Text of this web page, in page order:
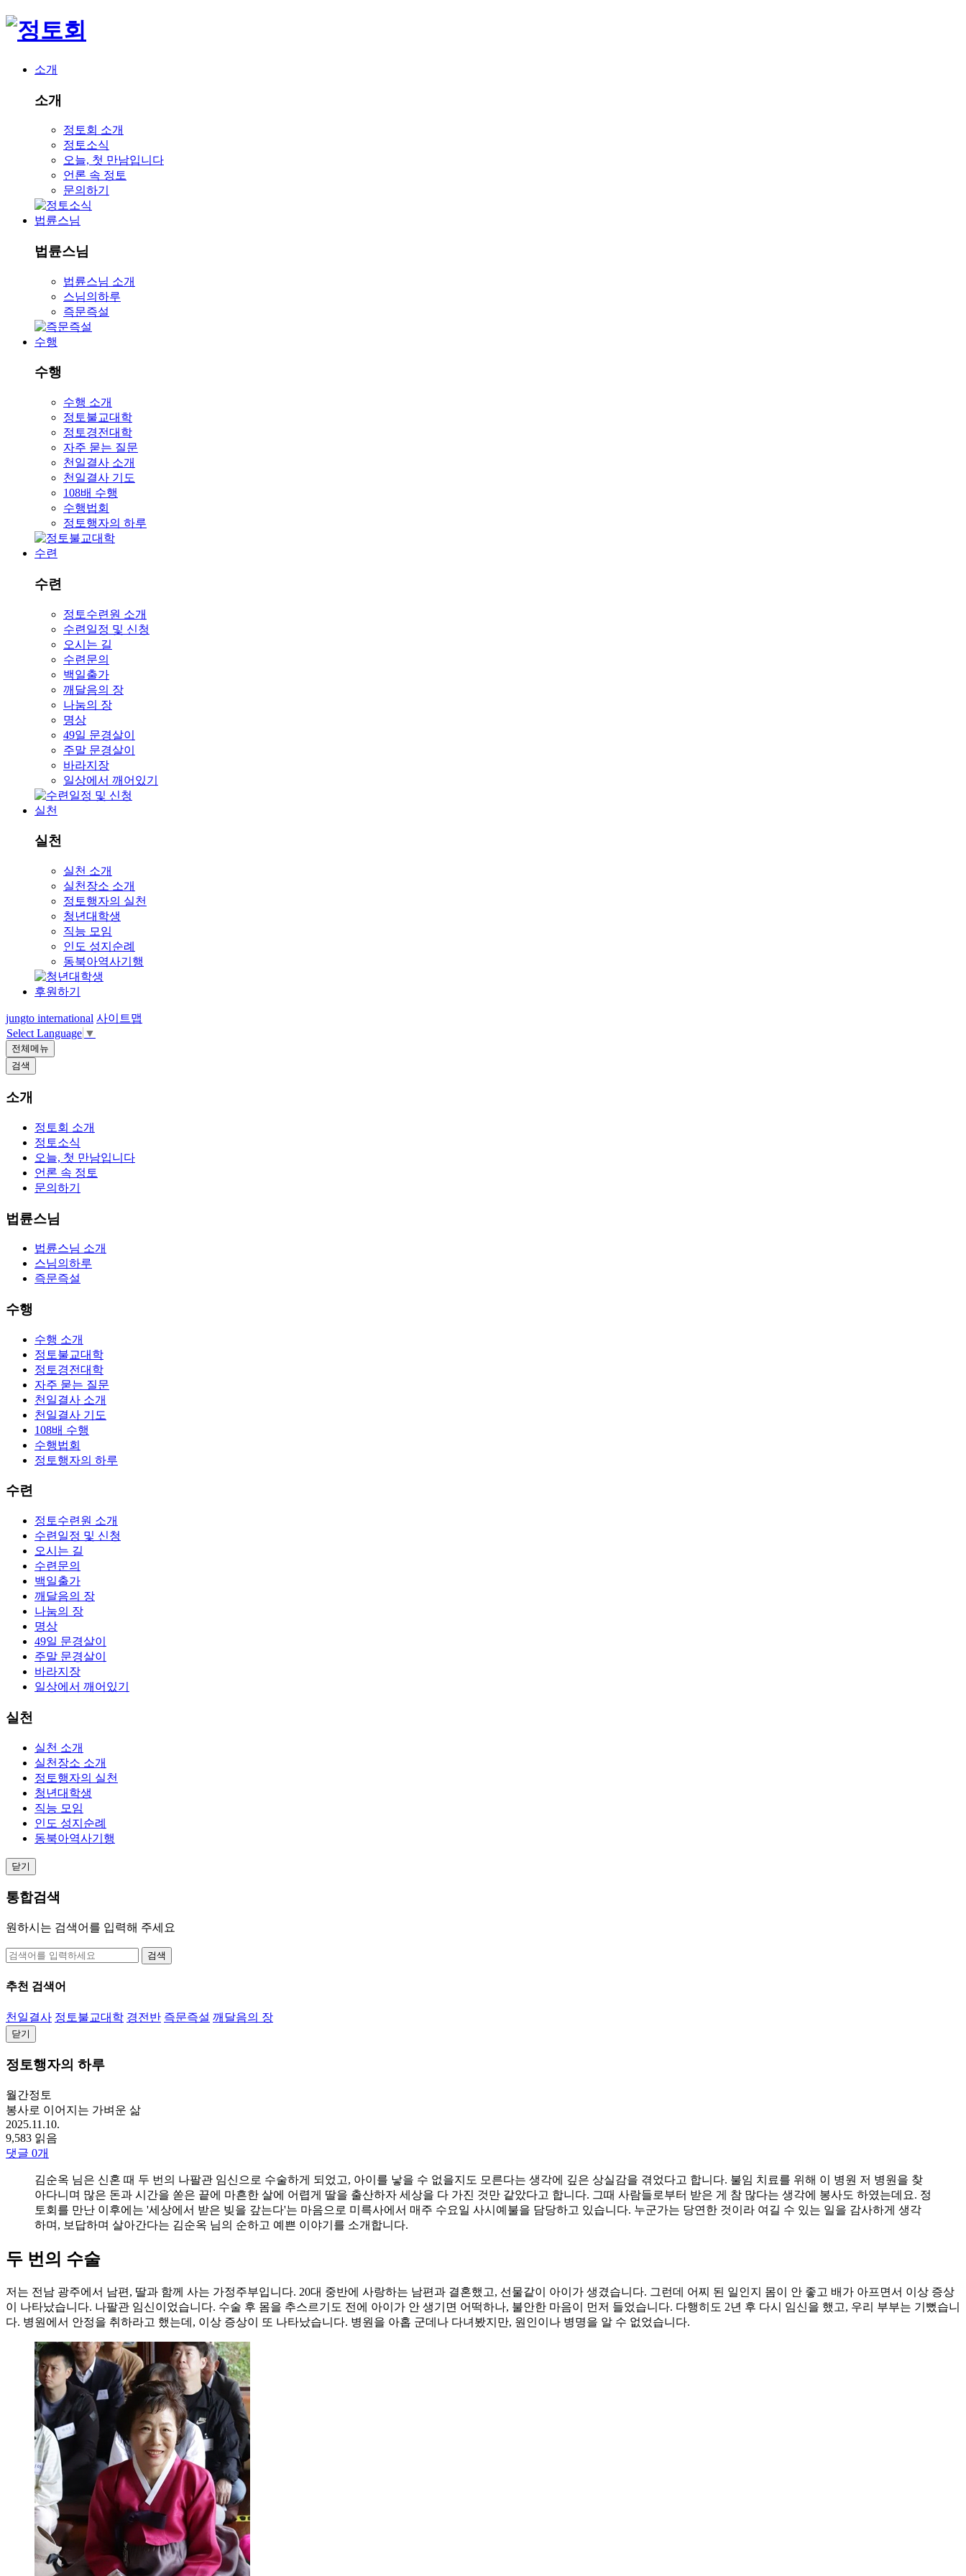
소개
소개
정토회 소개
정토소식
오늘, 첫 만남입니다
언론 속 정토
문의하기
법륜스님
법륜스님
법륜스님 소개
스님의하루
즉문즉설
수행
수행
수행 소개
정토불교대학
정토경전대학
자주 묻는 질문
천일결사 소개
천일결사 기도
108배 수행
수행법회
정토행자의 하루
수련
수련
정토수련원 소개
수련일정 및 신청
오시는 길
수련문의
백일출가
깨달음의 장
나눔의 장
명상
49일 문경살이
주말 문경살이
바라지장
일상에서 깨어있기
실천
실천
실천 소개
실천장소 소개
정토행자의 실천
청년대학생
직능 모임
인도 성지순례
동북아역사기행
후원하기
jungto international 사이트맵
Select Language ▼
전체메뉴
검색
소개
정토회 소개
정토소식
오늘, 첫 만남입니다
언론 속 정토
문의하기
법륜스님
법륜스님 소개
스님의하루
즉문즉설
수행
수행 소개
정토불교대학
정토경전대학
자주 묻는 질문
천일결사 소개
천일결사 기도
108배 수행
수행법회
정토행자의 하루
수련
정토수련원 소개
수련일정 및 신청
오시는 길
수련문의
백일출가
깨달음의 장
나눔의 장
명상
49일 문경살이
주말 문경살이
바라지장
일상에서 깨어있기
실천
실천 소개
실천장소 소개
정토행자의 실천
청년대학생
직능 모임
인도 성지순례
동북아역사기행
닫기
통합검색
원하시는 검색어를 입력해 주세요
검색
추천 검색어
천일결사 정토불교대학 경전반 즉문즉설 깨달음의 장
닫기
정토행자의 하루
월간정토
봉사로 이어지는 가벼운 삶
2025.11.10.
9,583 읽음
댓글 0개
김순옥 님은 신혼 때 두 번의 나팔관 임신으로 수술하게 되었고, 아이를 낳을 수 없을지도 모른다는 생각에 깊은 상실감을 겪었다고 합니다. 불임 치료를 위해 이 병원 저 병원을 찾
아다니며 많은 돈과 시간을 쏟은 끝에 마흔한 살에 어렵게 딸을 출산하자 세상을 다 가진 것만 같았다고 합니다. 그때 사람들로부터 받은 게 참 많다는 생각에 봉사도 하였는데요. 정
토회를 만난 이후에는 '세상에서 받은 빚을 갚는다'는 마음으로 미륵사에서 매주 수요일 사시예불을 담당하고 있습니다. 누군가는 당연한 것이라 여길 수 있는 일을 감사하게 생각
하며, 보답하며 살아간다는 김순옥 님의 순하고 예쁜 이야기를 소개합니다.
두 번의 수술
저는 전남 광주에서 남편, 딸과 함께 사는 가정주부입니다. 20대 중반에 사랑하는 남편과 결혼했고, 선물같이 아이가 생겼습니다. 그런데 어찌 된 일인지 몸이 안 좋고 배가 아프면서 이상 증상
이 나타났습니다. 나팔관 임신이었습니다. 수술 후 몸을 추스르기도 전에 아이가 안 생기면 어떡하나, 불안한 마음이 먼저 들었습니다. 다행히도 2년 후 다시 임신을 했고, 우리 부부는 기뻤습니
다. 병원에서 안정을 취하라고 했는데, 이상 증상이 또 나타났습니다. 병원을 아홉 군데나 다녀봤지만, 원인이나 병명을 알 수 없었습니다.